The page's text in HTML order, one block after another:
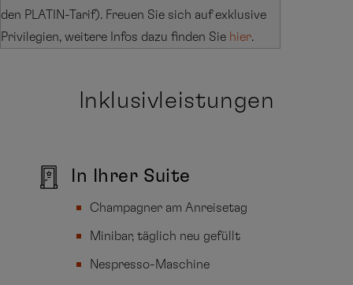
den PLATIN-Tarif). Freuen Sie sich auf exklusive
Privilegien, weitere Infos dazu finden Sie hier.
Inklusivleistungen
In Ihrer Suite
Champagner am Anreisetag
Minibar, täglich neu gefüllt
Nespresso-Maschine